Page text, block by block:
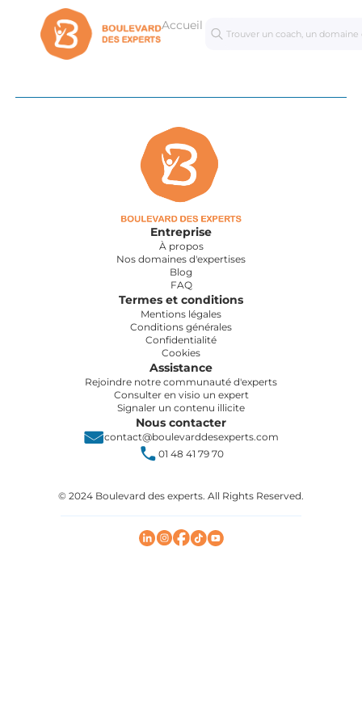
Accueil
Séances
personnalisées
Entreprise
À propos
Nos domaines d'expertises
Blog
FAQ
Termes et conditions
Mentions légales
Conditions générales
Confidentialité
Cookies
Assistance
Rejoindre notre communauté d'experts
Consulter en visio un expert
Signaler un contenu illicite
Nous contacter
contact@boulevarddesexperts.com
01 48 41 79 70
© 2024 Boulevard des experts. All Rights Reserved.